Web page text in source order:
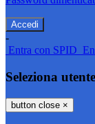
-
Entra con SPID
Seleziona utente
button close ×